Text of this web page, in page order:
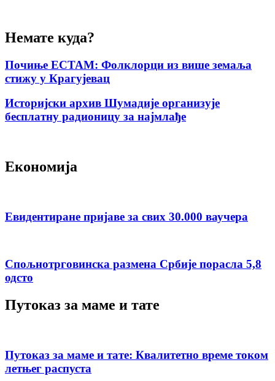
Немате куда?
Почиње ЕСТАМ: Фолклорци из више земаља
стижу у Крагујевац
Историјски архив Шумадије организује
бесплатну радионицу за најмлађе
Економија
Евидентиране пријаве за свих 30.000 ваучера
Спољнотрговинска размена Србије порасла 5,8
одсто
Путоказ за маме и тате
Путоказ за маме и тате: Квалитетно време током
летњег распуста